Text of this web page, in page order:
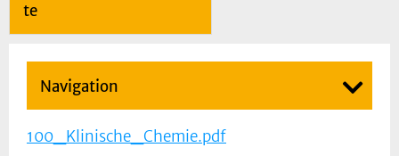
te
Navigation
100_Klinische_Chemie.pdf